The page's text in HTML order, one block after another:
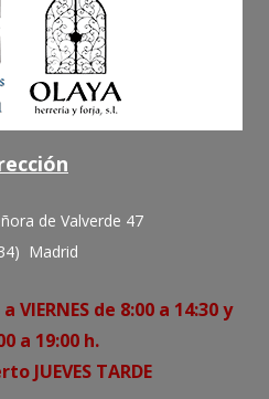
de Valverde 47
Madrid
de 8:00 a 14:30 y
a 19:00 h.
JUEVES TARDE